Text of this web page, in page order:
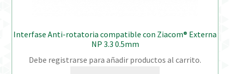
Interfase Anti-rotatoria compatible con Ziacom® Externa
NP 3.3 0.5mm
Debe registrarse para añadir productos al carrito.